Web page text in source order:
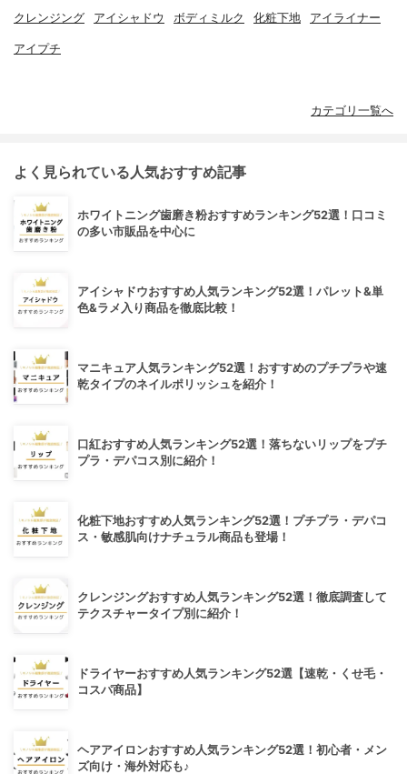
クレンジング アイシャドウ ボディミルク 化粧下地 アイライナー
アイプチ
カテゴリ一覧へ
よく見られている人気おすすめ記事
ホワイトニング歯磨き粉おすすめランキング52選！口コミ
の多い市販品を中心に
アイシャドウおすすめ人気ランキング52選！パレット&単
色&ラメ入り商品を徹底比較！
マニキュア人気ランキング52選！おすすめのプチプラや速
乾タイプのネイルポリッシュを紹介！
口紅おすすめ人気ランキング52選！落ちないリップをプチ
プラ・デパコス別に紹介！
化粧下地おすすめ人気ランキング52選！プチプラ・デパコ
ス・敏感肌向けナチュラル商品も登場！
クレンジングおすすめ人気ランキング52選！徹底調査して
テクスチャータイプ別に紹介！
ドライヤーおすすめ人気ランキング52選【速乾・くせ毛・
コスパ商品】
ヘアアイロンおすすめ人気ランキング52選！初心者・メン
ズ向け・海外対応も♪